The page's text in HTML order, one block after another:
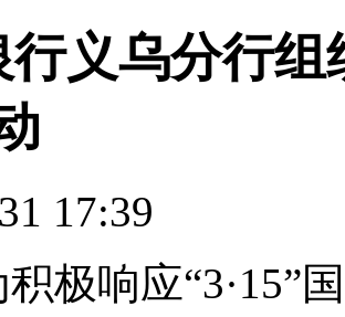
行义乌分行
17:39
积极响应“3·15”